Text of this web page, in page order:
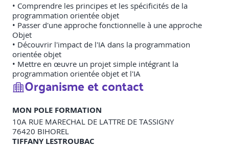
• Comprendre les principes et les spécificités de la
programmation orientée objet
• Passer d'une approche fonctionnelle à une approche
Objet
• Découvrir l'impact de l'IA dans la programmation
orientée objet
• Mettre en œuvre un projet simple intégrant la
programmation orientée objet et l'IA
Organisme et contact
MON POLE FORMATION
10A RUE MARECHAL DE LATTRE DE TASSIGNY
76420 BIHOREL
TIFFANY LESTROUBAC